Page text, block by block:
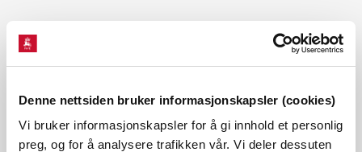
Denne nettsiden bruker informasjonskapsler (cookies)
Vi bruker informasjonskapsler for å gi innhold et personlig
preg, og for å analysere trafikken vår. Vi deler dessuten
Målinger og metoder